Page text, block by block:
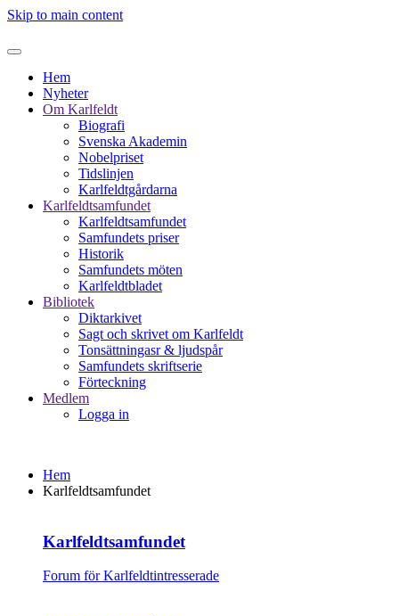
Skip to main content
Hem
Nyheter
Om Karlfeldt
Biografi
Svenska Akademin
Nobelpriset
Tidslinjen
Karlfeldtgårdarna
Karlfeldtsamfundet
Karlfeldtsamfundet
Samfundets priser
Historik
Samfundets möten
Karlfeldtbladet
Bibliotek
Diktarkivet
Sagt och skrivet om Karlfeldt
Tonsättningasr & ljudspår
Samfundets skriftserie
Förteckning
Medlem
Logga in
Hem
Karlfeldtsamfundet
Karlfeldtsamfundet
Forum för Karlfeldtintresserade